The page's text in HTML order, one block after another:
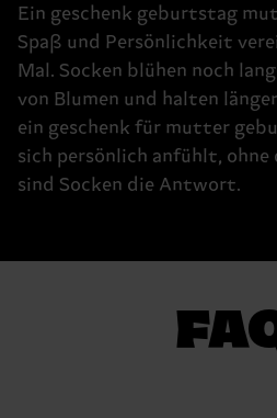
Ein geschenk geburtstag
Spaß und Persönlichkeit
Mal. Socken blühen noch
von Blumen und halten
ein geschenk für mutter
sich persönlich anfühlt, ohne
sind Socken die Antwort.